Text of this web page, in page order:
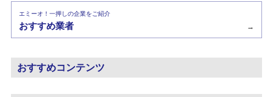
エミーオ！一押しの企業をご紹介
おすすめ業者 →
おすすめコンテンツ